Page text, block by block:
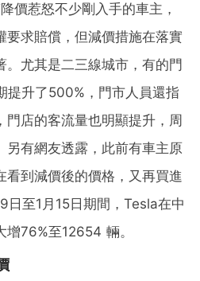
價惹怒不少剛入手的車主，
要求賠償，但減價措施在落實
。尤其是二三線城市，有的門
提升了500%，門市人員還指
門店的客流量也明顯提升，周
另有網友透露，此前有車主原
看到減價後的價格，又再買進
日至1月15日期間，Tesla在中
增76%至12654 輛。